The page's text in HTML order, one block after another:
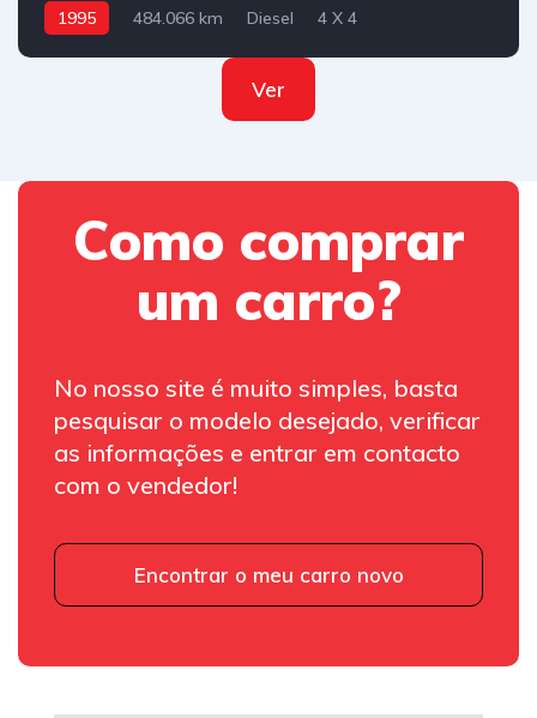
1995 484.066 km Diesel 4 X 4
Ver
Como comprar
um carro?
No nosso site é muito simples, basta
pesquisar o modelo desejado, verificar
as informações e entrar em contacto
com o vendedor!
Encontrar o meu carro novo